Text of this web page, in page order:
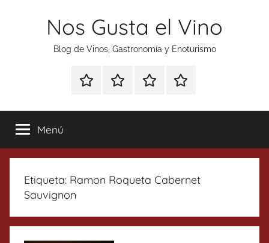
Nos Gusta el Vino
Blog de Vinos, Gastronomía y Enoturismo
Especial
Tonics
Enoturismo
Gastronomía
RankingContacto
Menú
Etiqueta: Ramon Roqueta Cabernet
Sauvignon